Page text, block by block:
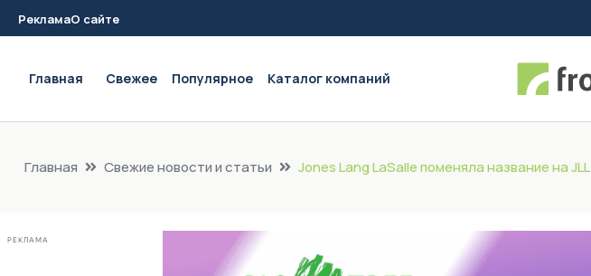
РекламаО сайте
Главная Свежее Популярное Каталог компаний
Главная Свежие новости и статьи Jones Lang LaSalle поменяла название на JLL
РЕКЛАМА